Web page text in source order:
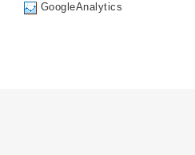
GoogleAnalytics